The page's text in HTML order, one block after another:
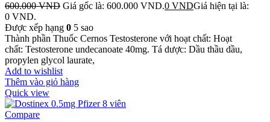
600.000VND Giá gốc là: 600.000 VND.0 VNDGiá hiện tại là:
0 VND.
Được xếp hạng 0 5 sao
Thành phần Thuốc Cernos Testosterone với hoạt chất: Hoạt
chất: Testosterone undecanoate 40mg. Tá dược: Dầu thầu dầu,
propylen glycol laurate,
Add to wishlist
Thêm vào giỏ hàng
Quick view
Compare